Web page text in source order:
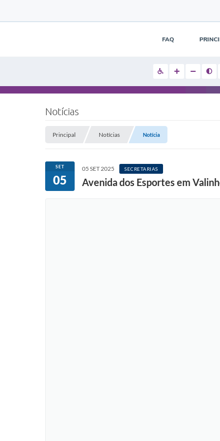
FAQ
Notícias
Principal Notícias Notícia
SET
05
05 SET 2025 SECRETARIAS
Avenida dos Esportes em